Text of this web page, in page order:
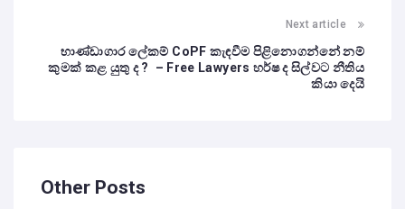
Next article
භාණ්ඩාගාර ලේකම් CoPF කැඳවීම පිළිනොගන්නේ නම්
කුමක් කළ යුතු ද ? – Free Lawyers හර්ෂ ද සිල්වට නීතිය
කියා දෙයි
Other Posts